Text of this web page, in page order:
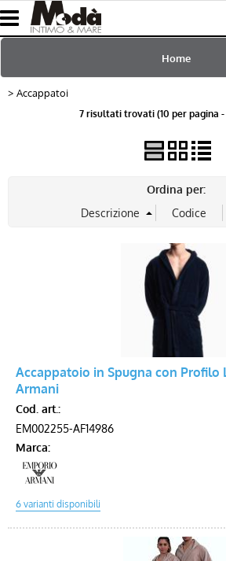
Home
per Lui
Mare e Piscina
Bambini
Abbigliamento
Accappatoi
7 risultati trovati (10 per pagina -
Ordina per:
Accappatoio in Spugna con Profilo
Armani
Cod. art.:
EM002255-AF14986
Marca: